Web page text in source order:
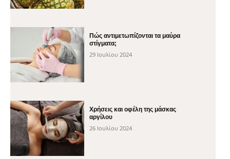
Πώς αντιμετωπίζονται τα μαύρα
στίγματα;
29 Ιουλίου 2024
Χρήσεις και οφέλη της μάσκας
αργίλου
26 Ιουλίου 2024